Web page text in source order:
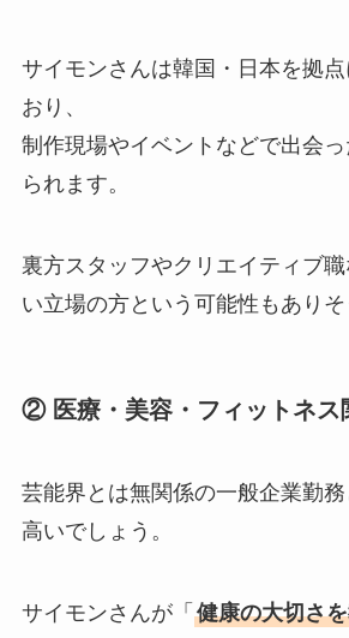
サイモンさんは韓国・日本を拠
おり、
制作現場やイベントなどで出会っ
られます。
裏方スタッフやクリエイティブ
い立場の方という可能性もありそ
② 医療・美容・フィットネス
芸能界とは無関係の一般企業勤
高いでしょう。
サイモンさんが「 健康の大切さ